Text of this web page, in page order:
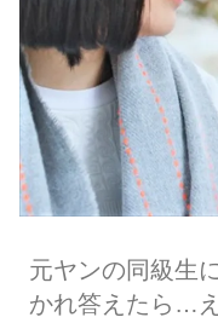
元ヤンの同級生
かれ答えたら…